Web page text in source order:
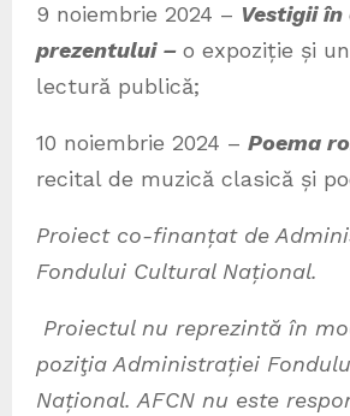
9 noiembrie 2024 – Vestigii
prezentului – o expoziție și
lectură publică;
10 noiembrie 2024 – Poema
recital de muzică clasică și
Proiect co-finanțat de
Fondului Cultural Național.
Proiectul nu reprezintă în
poziţia Administrației
Național. AFCN nu este